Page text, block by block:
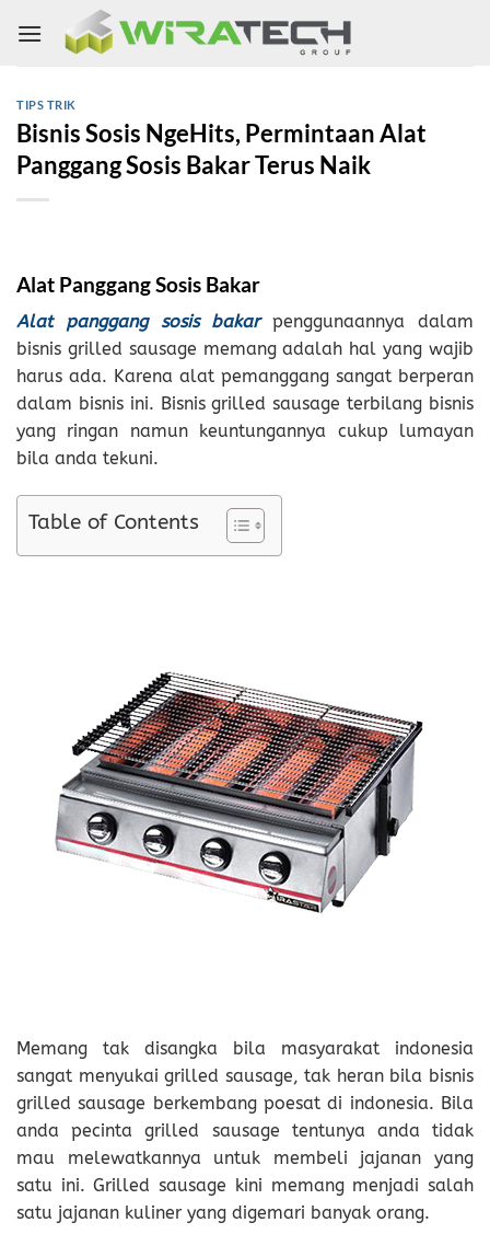
TIPS TRIK
Bisnis Sosis NgeHits, Permintaan Alat
Panggang Sosis Bakar Terus Naik
Alat Panggang Sosis Bakar
Alat panggang sosis bakarpenggunaannya dalam
bisnis grilled sausage memang adalah hal yang wajib
harus ada. Karena alat pemanggang sangat berperan
dalam bisnis ini. Bisnis grilled sausage terbilang bisnis
yang ringan namun keuntungannya cukup lumayan
bila anda tekuni.
Table of Contents
Memang tak disangka bila masyarakat indonesia
sangat menyukai grilled sausage, tak heran bila bisnis
grilled sausage berkembang poesat di indonesia. Bila
anda pecinta grilled sausage tentunya anda tidak
mau melewatkannya untuk membeli jajanan yang
satu ini. Grilled sausage kini memang menjadi salah
satu jajanan kuliner yang digemari banyak orang.